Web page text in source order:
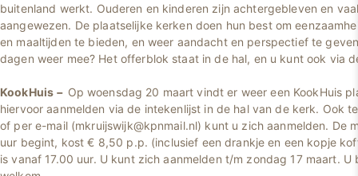
buitenland werkt. Ouderen en kinderen zijn achtergebleven en
aangewezen. De plaatselijke kerken doen hun best om
en maaltijden te bieden, en weer aandacht en perspectief te
dagen weer mee? Het offerblok staat in de hal, en u kunt ook via
KookHuis − Op woensdag 20 maart vindt er weer een KookHuis
hiervoor aanmelden via de intekenlijst in de hal van de kerk. Ook
of per e-mail (mkruijswijk@kpnmail.nl) kunt u zich aanmelden. De
uur begint, kost € 8,50 p.p. (inclusief een drankje en een kopje
is vanaf 17.00 uur. U kunt zich aanmelden t/m zondag 17 maart. U